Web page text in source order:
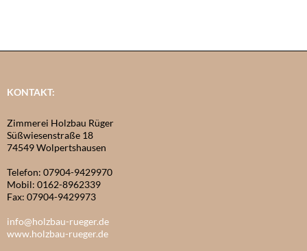
KONTAKT:
Zimmerei Holzbau Rüger
Süßwiesenstraße 18
74549 Wolpertshausen
Telefon: 07904-9429970
Mobil: 0162-8962339
Fax: 07904-9429973
info@holzbau-rueger.de
www.holzbau-rueger.de